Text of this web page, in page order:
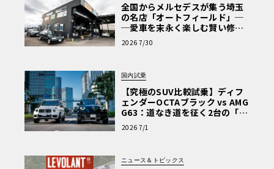
全国からメルセデスが集う埼玉
の名店「オートフィールド」─
─愛車を末永く楽しむ賢い修理
術と、プロがフックス製オイル
を選ぶ理由〈PR〉
2026 7/30
国内試乗
【究極のSUV比較試乗】ディフ
ェンダーOCTAブラック vs AMG
G63：道なき道を征く2台の「対
極的アプローチ」
2026 7/1
ニュース＆トピックス